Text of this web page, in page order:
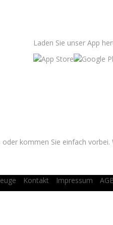
Laden Sie unser App
oder kommen Sie einfach vorbei.
Kontakt Impressum